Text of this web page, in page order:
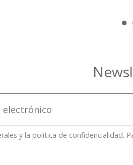
y la política de confidencialidad.